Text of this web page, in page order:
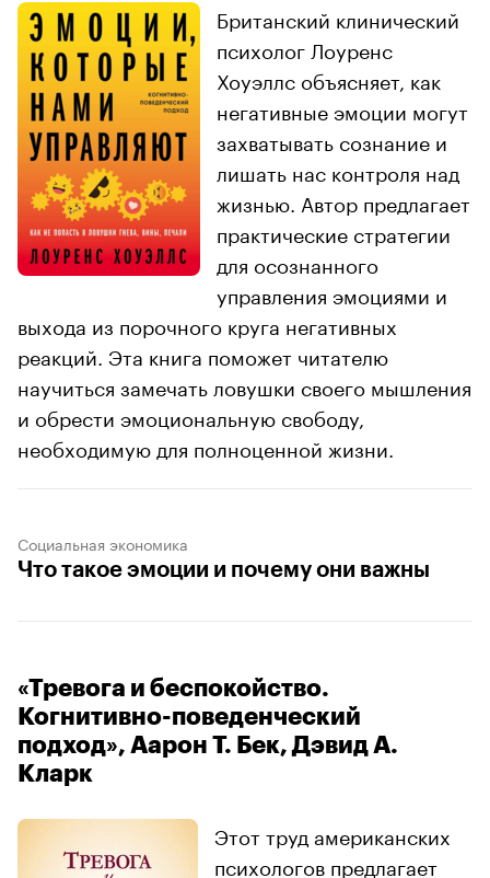
Британский клинический
психолог Лоуренс
Хоуэллс объясняет, как
негативные эмоции могут
захватывать сознание и
лишать нас контроля над
жизнью. Автор предлагает
практические стратегии
для осознанного
управления эмоциями и
выхода из порочного круга негативных
реакций. Эта книга поможет читателю
научиться замечать ловушки своего мышления
и обрести эмоциональную свободу,
необходимую для полноценной жизни.
Социальная экономика
Что такое эмоции и почему они важны
«Тревога и беспокойство.
Когнитивно-поведенческий
подход», Аарон Т. Бек, Дэвид А.
Кларк
Этот труд американских
психологов предлагает